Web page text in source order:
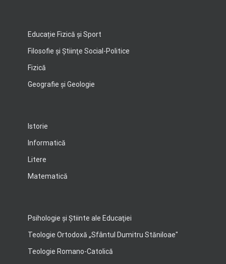
Educație Fizică și Sport
Filosofie şi Ştiinţe Social-Politice
Fizică
Geografie şi Geologie
Istorie
Informatică
Litere
Matematică
Psihologie şi Ştiinte ale Educaţiei
Teologie Ortodoxă „Sfântul Dumitru Stăniloae"
Teologie Romano-Catolică